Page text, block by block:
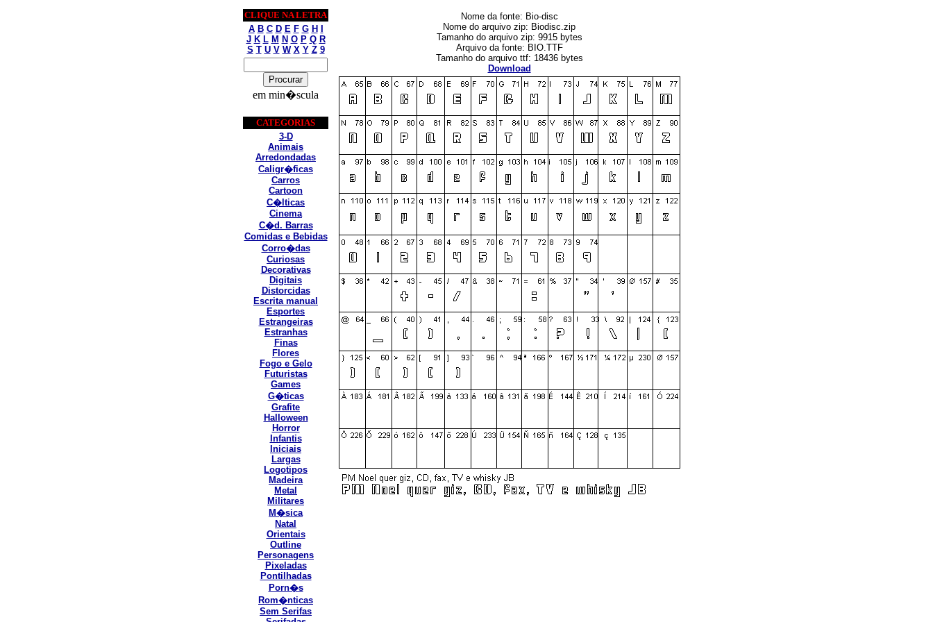
CLIQUE NA LETRA
A B C D E F G H
J K L M N O P Q R
S T U V W X Y Z 9
em min�scula
CATEGORIAS
3-D
Animais
Arredondadas
Caligr�ficas
Carros
Cartoon
C�lticas
Cinema
C�d. Barras
Comidas e Bebidas
Corro�das
Curiosas
Decorativas
Digitais
Distorcidas
Escrita manual
Esportes
Estrangeiras
Estranhas
Finas
Flores
Fogo e Gelo
Futuristas
Games
G�ticas
Grafite
Halloween
Horror
Infantis
Iniciais
Largas
Logotipos
Madeira
Metal
Militares
M�sica
Natal
Orientais
Outline
Personagens
Pixeladas
Pontilhadas
Porn�s
Rom�nticas
Sem Serifas
Nome da fonte: Bio-disc
Nome do arquivo zip: Biodisc.zip
Tamanho do arquivo zip: 9915 bytes
Arquivo da fonte: BIO.TTF
Tamanho do arquivo ttf: 18436 bytes
Download